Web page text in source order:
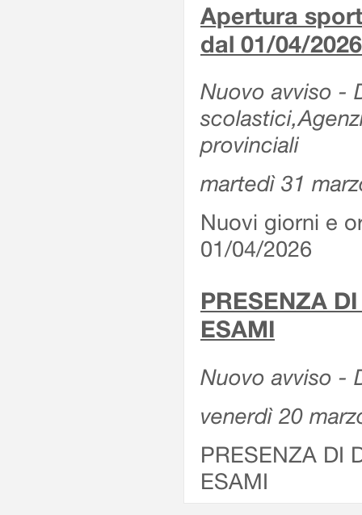
Apertura
dal 01/04/2026
Nuovo avviso -
provinciali
martedì 31
Nuovi giorni e
01/04/2026
PRESENZA
ESAMI
Nuovo avviso -
venerdì 20
PRESENZA DI
ESAMI